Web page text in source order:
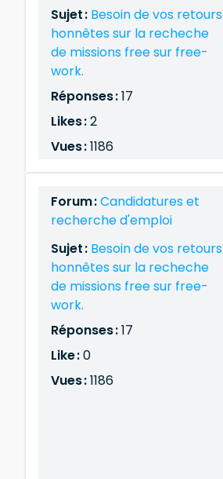
Sujet : Besoin de vos retours
honnêtes sur la recheche
de missions free sur free-
work.
Réponses :17
Likes :2
Vues :1186
Forum :Candidatures et
recherche d'emploi
Sujet : Besoin de vos retours
honnêtes sur la recheche
de missions free sur free-
work.
Réponses :17
Like :0
Vues :1186